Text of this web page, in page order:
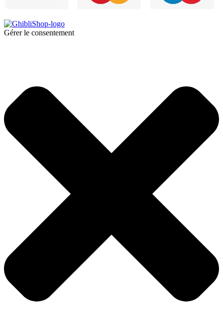
Gérer le consentement